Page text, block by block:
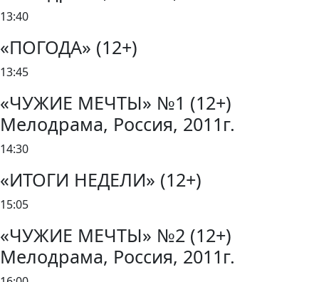
13:40
«ПОГОДА» (12+)
13:45
«ЧУЖИЕ МЕЧТЫ» №1 (12+)
Мелодрама, Россия, 2011г.
14:30
«ИТОГИ НЕДЕЛИ» (12+)
15:05
«ЧУЖИЕ МЕЧТЫ» №2 (12+)
Мелодрама, Россия, 2011г.